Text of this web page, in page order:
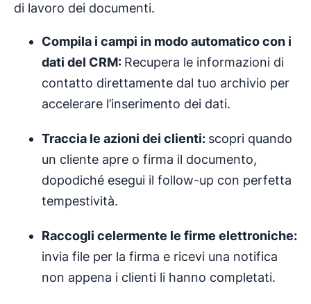
di lavoro dei documenti.
Compila i campi in modo automatico con i
dati del CRM: Recupera le informazioni di
contatto direttamente dal tuo archivio per
accelerare l’inserimento dei dati.
Traccia le azioni dei clienti: scopri quando
un cliente apre o firma il documento,
dopodiché esegui il follow-up con perfetta
tempestività.
Raccogli celermente le firme elettroniche:
invia file per la firma e ricevi una notifica
non appena i clienti li hanno completati.